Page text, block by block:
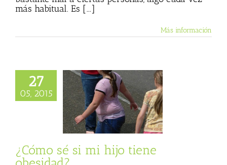
más habitual. Es [...]
Más información
27
05, 2015
si mi hijo tiene
¿Cómo sé si mi hijo tiene